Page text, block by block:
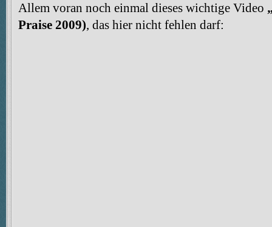
Allem voran noch einmal dieses wichtige Video
Praise 2009), das hier nicht fehlen darf: